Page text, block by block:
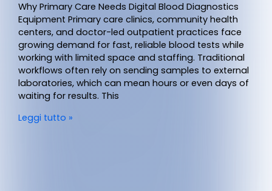
Why Primary Care Needs Digital Blood Diagnostics
Equipment Primary care clinics, community health
centers, and doctor-led outpatient practices face
growing demand for fast, reliable blood tests while
working with limited space and staffing. Traditional
workflows often rely on sending samples to external
laboratories, which can mean hours or even days of
waiting for results. This
Leggi tutto »